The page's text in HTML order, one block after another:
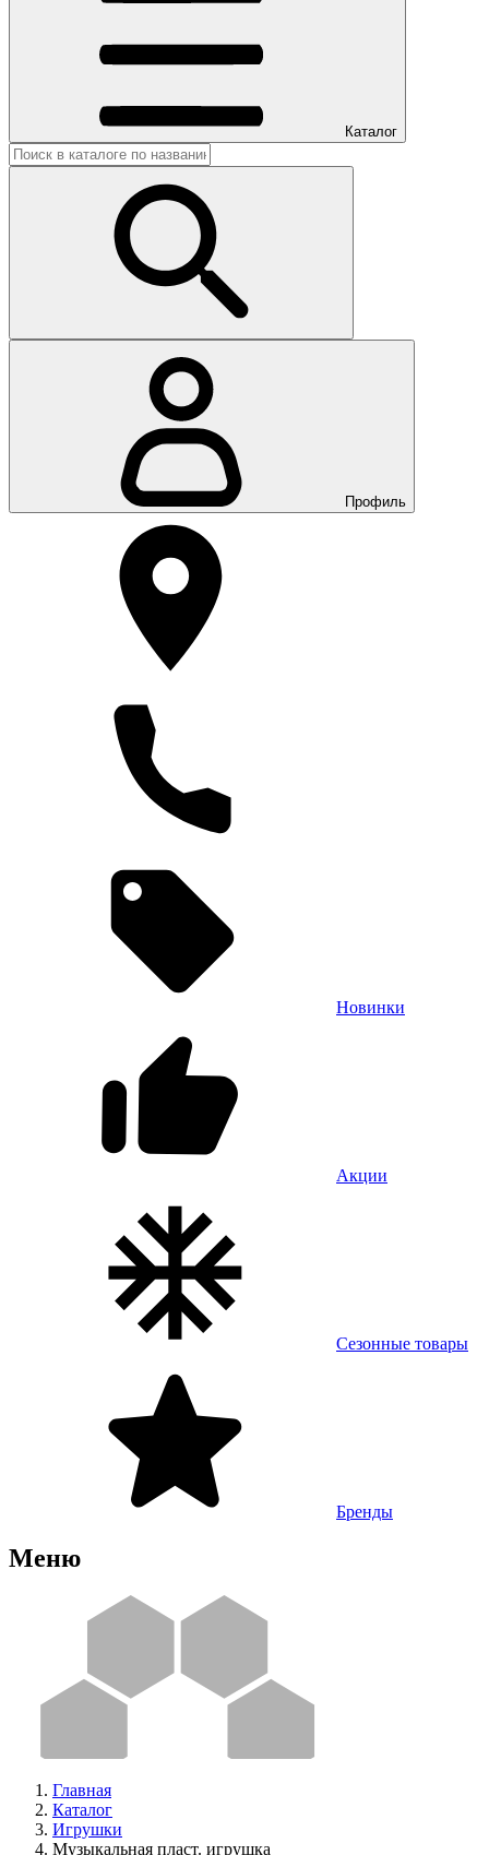
Каталог
Профиль
Новинки
Акции
Сезонные товары
Бренды
Меню
Главная
Каталог
Игрушки
Музыкальная пласт. игрушка